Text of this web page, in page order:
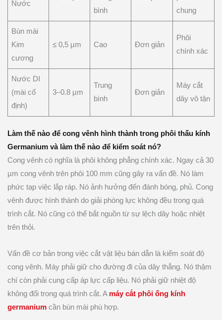
Nước
bình
chung
Bùn mài
Kim
cương
≤ 0,5 µm Cao Đơn giản
Phôi
chính xác
Nước DI
(mài cố
định)
3–0.8 µm
Trung
bình
Đơn giản
Máy cắt
dây vô tận
Làm thế nào để cong vênh hình thành trong phôi thấu kính
Germanium và làm thế nào để kiểm soát nó?
Cong vênh có nghĩa là phôi không phẳng chính xác. Ngay cả 30
µm cong vênh trên phôi 100 mm cũng gây ra vấn đề. Nó làm
phức tạp việc lắp ráp. Nó ảnh hưởng đến đánh bóng, phủ. Cong
vênh được hình thành do giải phóng lực không đều trong quá
trình cắt. Nó cũng có thể bắt nguồn từ sự lệch dây hoặc nhiệt
trên thỏi.
Vấn đề cơ bản trong việc cắt vật liệu bán dẫn là kiểm soát độ
cong vênh. Máy phải giữ cho đường đi của dây thẳng. Nó thậm
chí còn phải cung cấp áp lực cấp liệu. Nó phải giữ nhiệt độ
không đổi trong quá trình cắt. A máy cắt phôi ống kính
germanium cần bùn mài phù hợp.